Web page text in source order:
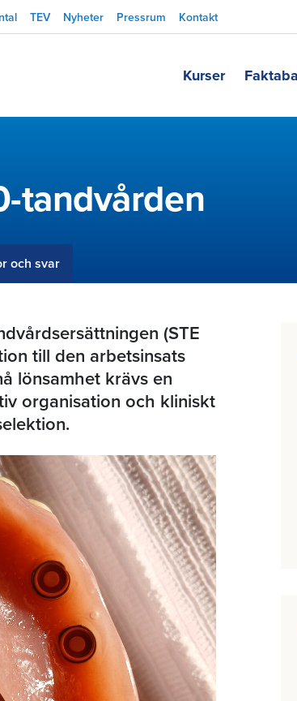
TEV Nyheter Pressrum Kontakt
Kurser
tandvården
och svar
(STE
till den arbetsinsats
lönsamhet krävs en
organisation och kliniskt